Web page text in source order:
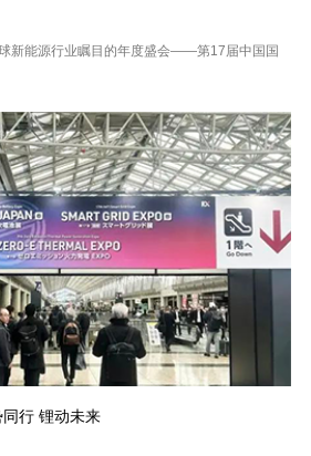
新能源行业瞩目的年度盛会——第17届中国国
行 锂动未来